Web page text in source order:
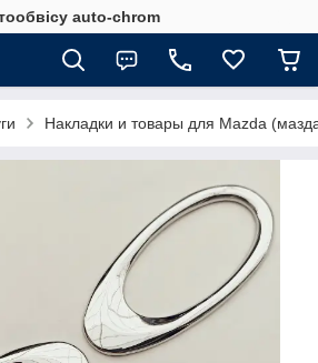
auto-chrom
Накладки и товары для Mazda